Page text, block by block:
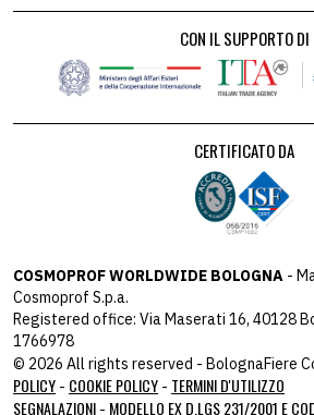
CON IL SUPPORTO DI
CERTIFICATO DA
COSMOPROF WORLDWIDE BOLOGNA -
Cosmoprof S.p.a.
Registered office: Via Maserati 16, 40128
1766978
© 2026 All rights reserved - BolognaFiere
POLICY - COOKIE POLICY - TERMINI D'UTILIZZO
SEGNALAZIONI - MODELLO EX D.LGS 231/2001 E